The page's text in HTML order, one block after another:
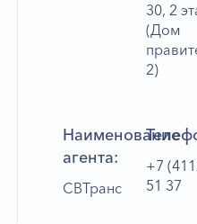
30, 2
(Дом
2)
Наименование
агента:
СВТранс
+7
51 37